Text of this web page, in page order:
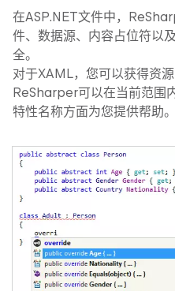
在ASP.NET文件中，
件、数据源、内容占位符以
全。
对于XAML，您可以获得资
ReSharper可以在当前范围
特性名称方面为您提供帮助。